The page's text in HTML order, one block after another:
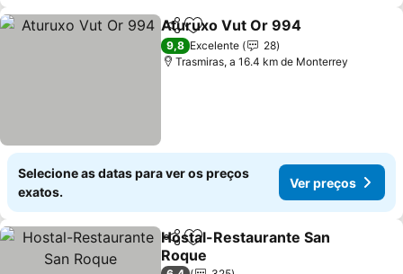
PartilharAdicionar aos favoritos
Aturuxo Vut Or 994
9,8 Excelente
28
Trasmiras, a 16.4 km de Monterrey
Selecione as datas para ver os preços
exatos.
Ver preços
PartilharAdicionar aos favoritos
Hostal-Restaurante San
Roque